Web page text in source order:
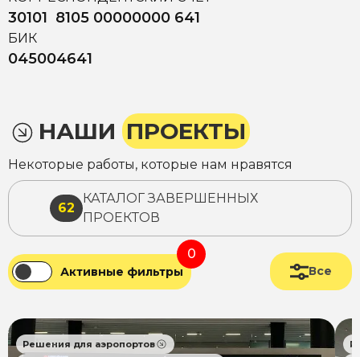
30101 8105 00000000 641
БИК
045004641
НАШИ ПРОЕКТЫ
Некоторые работы, которые нам нравятся
62
КАТАЛОГ ЗАВЕРШЕННЫХ
ПРОЕКТОВ
Активные фильтры
0
Все
Решения для аэропортов